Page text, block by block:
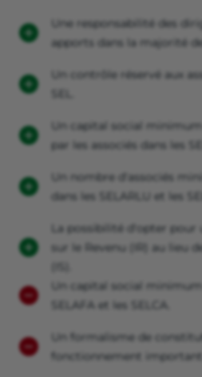
Une responsabilité des
apports dans la majorité
Un contrôle réservé aux
Un capital social
par les associés dans les
Un nombre d'associés
dans les SELARLU et les
La possibilité d'opter
sur le Revenu (IR) au lieu
Un capital social
SELAFA et les SELCA.
Un formalisme de
fonctionnement important.